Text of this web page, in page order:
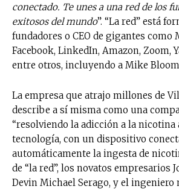
conectado. Te unes a una red de los
exitosos del mundo”. “La red” está
fundadores o CEO de gigantes como
Facebook, LinkedIn, Amazon, Zoom,
entre otros, incluyendo a Mike
La empresa que atrajo millones de
describe a sí misma como una
“resolviendo la adicción a la nicotina
tecnología, con un dispositivo
automáticamente la ingesta de
de “la red”, los novatos empresarios
Devin Michael Serago, y el ingeniero